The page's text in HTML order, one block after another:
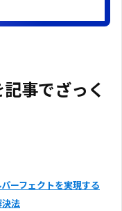
事でざっく
ーフェクトを実現する
法